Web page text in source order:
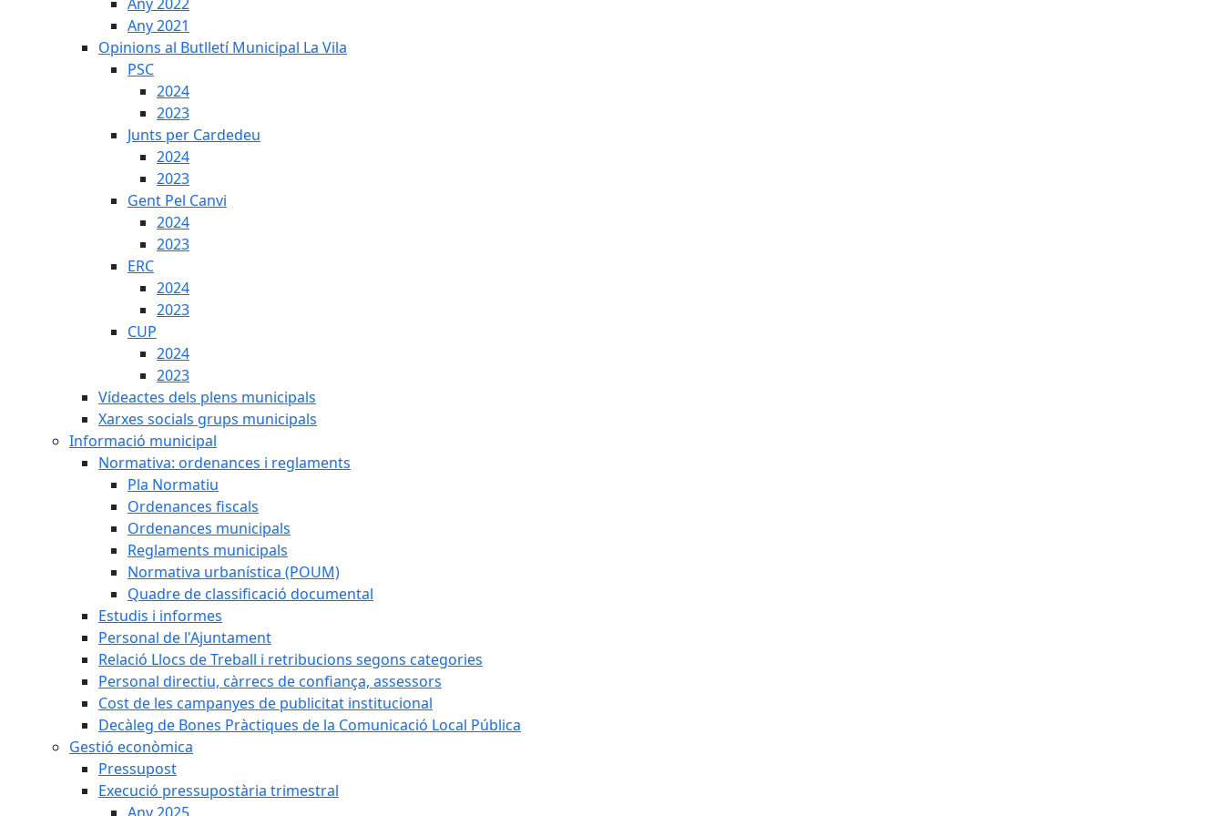
Any 2021
Opinions al Butlletí Municipal La Vila
PSC
2024
2023
Junts per Cardedeu
2024
2023
Gent Pel Canvi
2024
2023
ERC
2024
2023
CUP
2024
2023
Vídeactes dels plens municipals
Xarxes socials grups municipals
Informació municipal
Normativa: ordenances i reglaments
Pla Normatiu
Ordenances fiscals
Ordenances municipals
Reglaments municipals
Normativa urbanística (POUM)
Quadre de classificació documental
Estudis i informes
Personal de l'Ajuntament
Relació Llocs de Treball i retribucions segons categories
Personal directiu, càrrecs de confiança, assessors
Cost de les campanyes de publicitat institucional
Decàleg de Bones Pràctiques de la Comunicació Local Pública
Gestió econòmica
Pressupost
Execució pressupostària trimestral